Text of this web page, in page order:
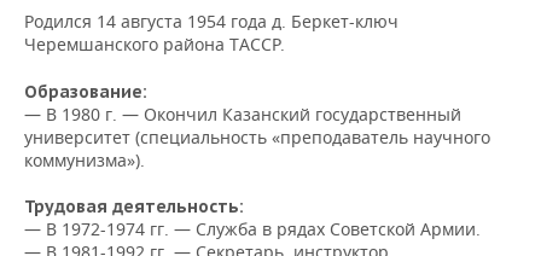
КОМУ ПРИНАДЛЕЖАТ
ТОРГОВЫЕ ЦЕНТРЫ
БЮДЖЕТ
ИНВЕСТИЦИИ
МАШИНОСТРОЕНИЕ
НЕФТЕХИМИЯ
НЕФТЬ
ОПК
НОВОСТИ АВТО
БИЗНЕС
НОВОСТИ БИЗНЕСА
РОЗНИЧНАЯ ТОРГОВЛЯ
ТРАНСПОРТ
ТЕХНОЛОГИИ
НОВОСТИ ТЕХНОЛОГИЙ
IT
МЕРОПРИЯТИЯ
НОВОСТИ МЕРОПРИЯТИЙ
СПОРТ
Родился 14 августа 1954 года д. Беркет-ключ
Черемшанского района ТАССР.
Образование:
— В 1980 г. — Окончил Казанский государственный
университет (специальность «преподаватель научного
коммунизма»).
Трудовая деятельность:
— В 1972-1974 гг. — Служба в рядах Советской Армии.